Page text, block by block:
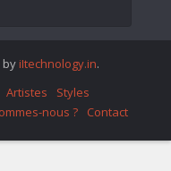
by iItechnology.in.
Artistes
Styles
nous ? Contact